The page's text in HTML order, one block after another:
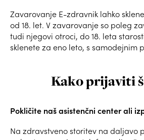
Zavarovanje E-zdravnik lahko
od 18. let. V zavarovanje so poleg
tudi njegovi otroci, do 18. leta
sklenete za eno leto, s samodejnim
Kako prijaviti
Pokličite naš asistenčni center ali
Na zdravstveno storitev na daljavo